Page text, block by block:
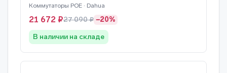
Коммутаторы POE · Dahua
21 672 ₽27 090 ₽ −20%
В наличии на складе